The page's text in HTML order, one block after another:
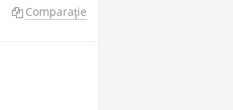
Comparaţie